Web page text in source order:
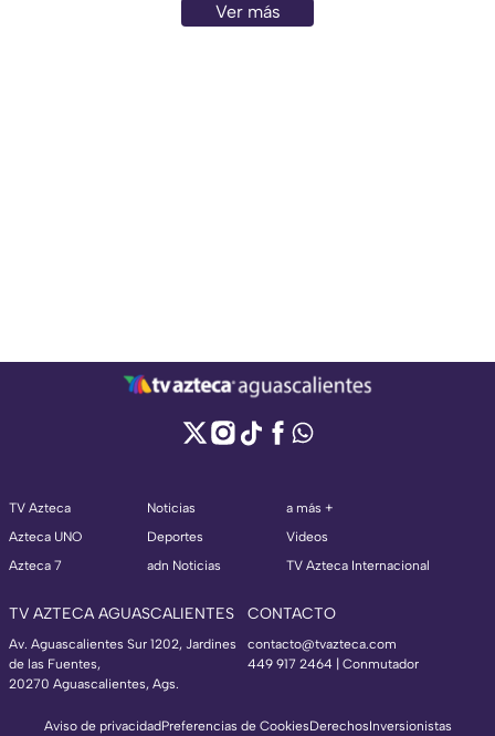
Ver más
TV Azteca
Azteca UNO
Azteca 7
Noticias
Deportes
adn Noticias
a más +
Videos
TV Azteca Internacional
TV AZTECA AGUASCALIENTES
Av. Aguascalientes Sur 1202, Jardines
de las Fuentes,
20270 Aguascalientes, Ags.
CONTACTO
contacto@tvazteca.com
449 917 2464 | Conmutador
Aviso de privacidadPreferencias de CookiesDerechosInversionistas